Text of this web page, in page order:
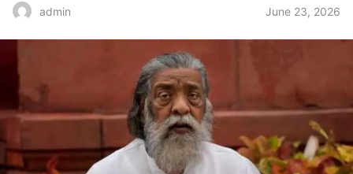
admin June 23, 2026